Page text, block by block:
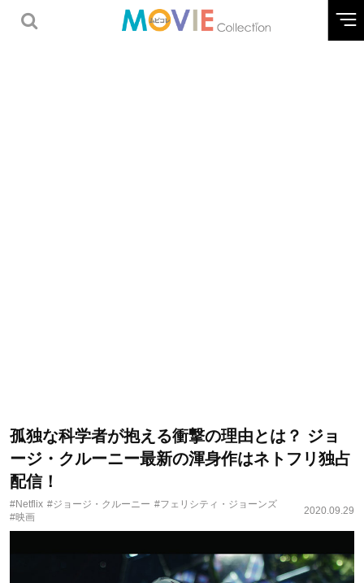
孤独な科学者が抱える衝撃の理由とは？ ジョ
ージ・クルーニー最新の渾身作はネトフリ独占
配信！
#Netflix #ジョージ・クルーニー #フェリシティ・ジョーンズ
#映画
2020.09.29